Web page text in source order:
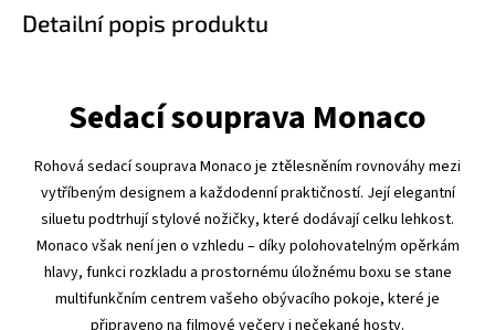
Detailní popis produktu
Sedací souprava Monaco
Rohová sedací souprava Monaco je ztělesněním rovnováhy mezi
vytříbeným designem a každodenní praktičností. Její elegantní
siluetu podtrhují stylové nožičky, které dodávají celku lehkost.
Monaco však není jen o vzhledu – díky polohovatelným opěrkám
hlavy, funkci rozkladu a prostornému úložnému boxu se stane
multifunkčním centrem vašeho obývacího pokoje, které je
připraveno na filmové večery i nečekané hosty.